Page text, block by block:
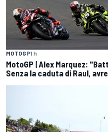
MOTOGP1 h
MotoGP | Alex Marquez:
Senza la caduta di Raul,